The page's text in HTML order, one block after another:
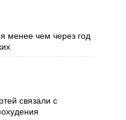
менее чем через год
связали с